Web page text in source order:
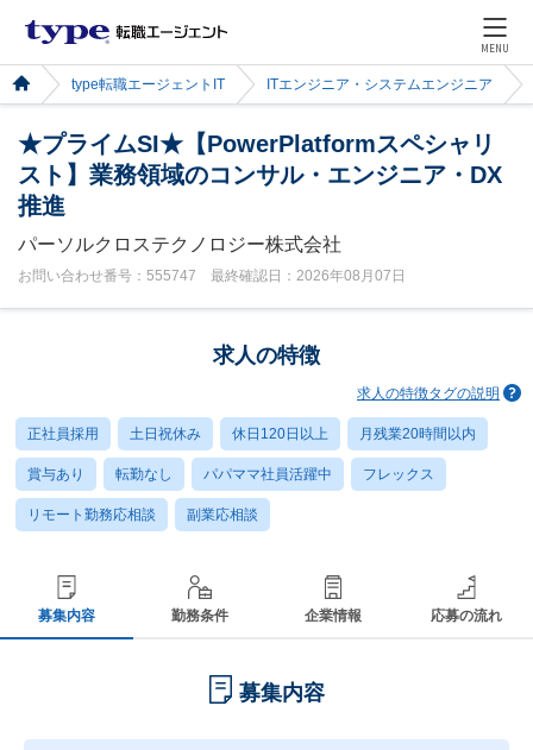
MENU
type転職エージェントIT ITエンジニア・システムエンジニア
★プライムSI★【PowerPlatformスペシャリ
スト】業務領域のコンサル・エンジニア・DX
推進
パーソルクロステクノロジー株式会社
お問い合わせ番号：555747 最終確認日：2026年08月07日
求人の特徴
求人の特徴タグの説明
正社員採用 土日祝休み 休日120日以上 月残業20時間以内
賞与あり 転勤なし パパママ社員活躍中 フレックス
リモート勤務応相談 副業応相談
募集内容 勤務条件 企業情報 応募の流れ
募集内容